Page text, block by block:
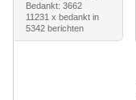
Bedankt: 3662
11231 x bedankt in
5342 berichten